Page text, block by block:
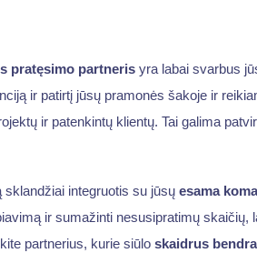
pratęsimo partnerisyra labai svarbus
ir patirtį jūsų pramonės šakoje ir
ir patenkintų klientų. Tai galima
sklandžiai integruotis su jūsų esama
ir sumažinti nesusipratimų skaičių,
partnerius, kurie siūlo skaidrus